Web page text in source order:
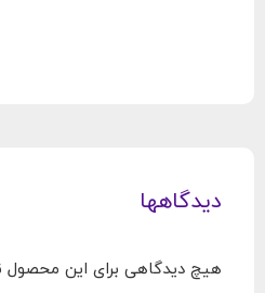
دیدگاهها
هیچ دیدگاهی برای این